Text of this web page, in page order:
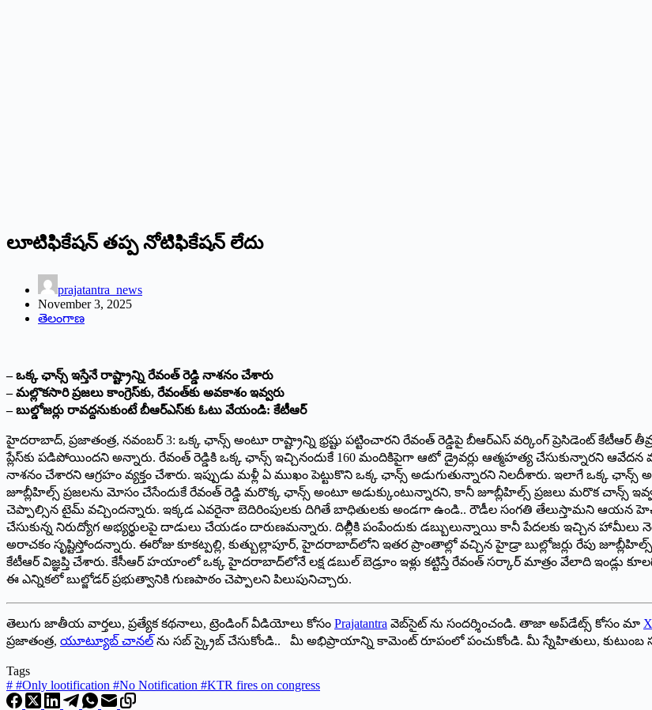
లూటిఫికేషన్‌ తప్ప నోటిఫికేషన్‌ లేదు
prajatantra_news
November 3, 2025
తెలంగాణ
– ఒక్క ఛాన్స్‌ ఇస్తేనే రాష్ట్రాన్ని రేవంత్‌ రెడ్డి నాశనం చేశారు
– మల్లొకసారి ప్రజలు కాంగ్రెస్‌కు, రేవంత్‌కు అవకాశం ఇవ్వరు
– బుల్డోజర్లు రావద్దనుకుంటే బీఆర్‌ఎస్‌కు ఓటు వేయండి: కేటీఆర్‌
హైదరాబాద్‌, ప్రజాతంత్ర, నవంబర్‌ 3: ఒక్క ఛాన్స్‌ అంటూ రాష్ట్రాన్ని భ్రష్టు పట్టించారని రేవంత్‌ రెడ్డిపై బీఆర్‌ఎస్‌ వర్కింగ్‌ ప్రెసిడెంట్‌ కేటీఆర్‌
ప్లేస్‌కు పడిపోయిందని అన్నారు. రేవంత్‌ రెడ్డికి ఒక్క ఛాన్స్‌ ఇచ్చినందుకే 160 మందికిపైగా ఆటో డ్రైవర్లు ఆత్మహత్య చేసుకున్నారని ఆవేదన
నాశనం చేశారని ఆగ్రహం వ్యక్తం చేశారు. ఇప్పుడు మళ్లీ ఏ ముఖం పెట్టుకొని ఒక్క ఛాన్స్‌ అడుగుతున్నారని నిలదీశారు. ఇలాగే ఒక్క
జూబ్లీహిల్స్‌ ప్రజలను మోసం చేసేందుకే రేవంత్‌ రెడ్డి మరొక్క ఛాన్స్‌ అంటూ అడుక్కుంటున్నారని, కానీ జూబ్లీహిల్స్‌ ప్రజలు మరొక చాన్స్‌
చెప్పాల్సిన టైమ్‌ వచ్చిందన్నారు. ఇక్కడ ఎవరైనా బెదిరింపులకు దిగితే బాధితులకు అండగా ఉండి.. రౌడీల సంగతి తేలుస్తామని ఆయన
చేసుకున్న నిరుద్యోగ అభ్యర్థులపై దాడులు చేయడం దారుణమన్నారు. దిల్లీికి పంపేందుకు డబ్బులున్నాయి కానీ పేదలకు ఇచ్చిన హామీలు
అరాచకం సృష్టిస్తోందన్నారు. ఈరోజు కూకట్పల్లి, కుత్బుల్లాపూర్‌, హైదరాబాద్‌లోని ఇతర ప్రాంతాల్లో వచ్చిన హైడ్రా బుల్లోజర్లు రేపు
కేటీఆర్‌ విజ్ఞప్తి చేశారు. కేసీఆర్‌ హయాంలో ఒక్క హైదరాబాద్‌లోనే లక్ష డబుల్‌ బెడ్రూం ఇళ్లు కట్టిస్తే రేవంత్‌ సర్కార్‌ మాత్రం వేలాది ఇండ్లు
ఈ ఎన్నికలో బుల్జోడర్‌ ప్రభుత్వానికి గుణపాఠం చెప్పాలని పిలుపునిచ్చారు.
తెలుగు జాతీయ వార్తలు, ప్రత్యేక కథనాలు, ట్రెండింగ్ వీడియోలు కోసం Prajatantra వెబ్‌సైట్ ను సందర్శించండి. తాజా అప్‌డేట్స్ కోసం మా
ప్రజాతంత్ర, యూట్యూబ్ చానల్ ను సబ్ స్క్రైబ్ చేసుకోండి.. మీ అభిప్రాయాన్ని కామెంట్ రూపంలో పంచుకోండి. మీ స్నేహితులు, కుటుంబ
Tags
# #Only lootification #No Notification #KTR fires on congress